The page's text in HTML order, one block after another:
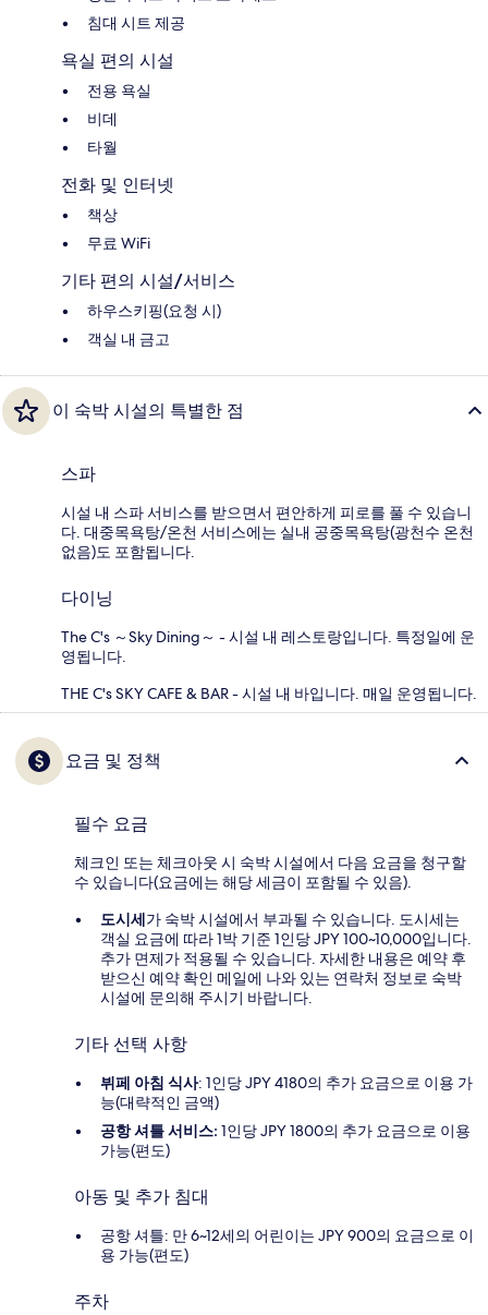
침대 시트 제공
욕실 편의 시설
전용 욕실
비데
타월
전화 및 인터넷
책상
무료 WiFi
기타 편의 시설/서비스
하우스키핑(요청 시)
객실 내 금고
이 숙박 시설의 특별한 점
스파
시설 내 스파 서비스를 받으면서 편안하게 피로를 풀 수 있습니
다. 대중목욕탕/온천 서비스에는 실내 공중목욕탕(광천수 온천
없음)도 포함됩니다.
다이닝
The C's ～Sky Dining～ - 시설 내 레스토랑입니다. 특정일에 운
영됩니다.
THE C's SKY CAFE & BAR - 시설 내 바입니다. 매일 운영됩니다.
요금 및 정책
필수 요금
체크인 또는 체크아웃 시 숙박 시설에서 다음 요금을 청구할
수 있습니다(요금에는 해당 세금이 포함될 수 있음).
도시세가 숙박 시설에서 부과될 수 있습니다. 도시세는
객실 요금에 따라 1박 기준 1인당 JPY 100~10,000입니다.
추가 면제가 적용될 수 있습니다. 자세한 내용은 예약 후
받으신 예약 확인 메일에 나와 있는 연락처 정보로 숙박
시설에 문의해 주시기 바랍니다.
기타 선택 사항
뷔페 아침 식사: 1인당 JPY 4180의 추가 요금으로 이용 가
능(대략적인 금액)
공항 셔틀 서비스: 1인당 JPY 1800의 추가 요금으로 이용
가능(편도)
아동 및 추가 침대
공항 셔틀: 만 6~12세의 어린이는 JPY 900의 요금으로 이
용 가능(편도)
주차